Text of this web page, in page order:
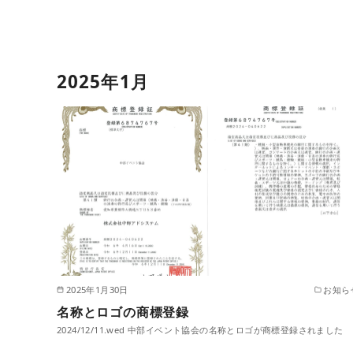
2025年1月
2025年1月30日 お知ら
名称とロゴの商標登録
2024/12/11.wed 中部イベント協会の名称とロゴが商標登録されました